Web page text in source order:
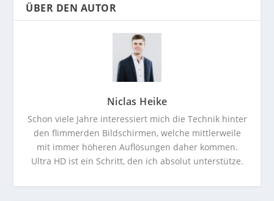
ÜBER DEN AUTOR
Niclas Heike
Schon viele Jahre interessiert mich die Technik hinter
den flimmerden Bildschirmen, welche mittlerweile
mit immer höheren Auflösungen daher kommen.
Ultra HD ist ein Schritt, den ich absolut unterstütze.